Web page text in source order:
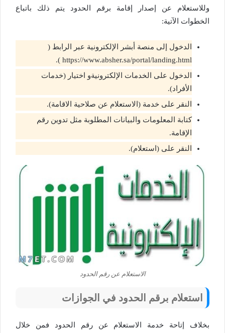
وللاستعلام عن إصدار إقامة برقم الحدود يتم ذلك باتباع
الخطوات الآتية:
الدخول إلى منصة أبشر الإلكترونية عبر الرابط (
https://www.absher.sa/portal/landing.html ).
الدخول على الخدمات الإلكترونيةو اختيار (خدمات
الأفراد).
النقر على خدمة (الاستعلام عن صلاحية الاقامة).
كتابة المعلومات والبيانات المطلوبة مثل تدوين رقم
الإقامة.
النقر على (استعلام).
الاستعلام عن رقم الحدود
استعلام برقم الحدود في الجوازات
بخلاف إتاحة خدمة الاستعلام عن رقم الحدود فمن خلال